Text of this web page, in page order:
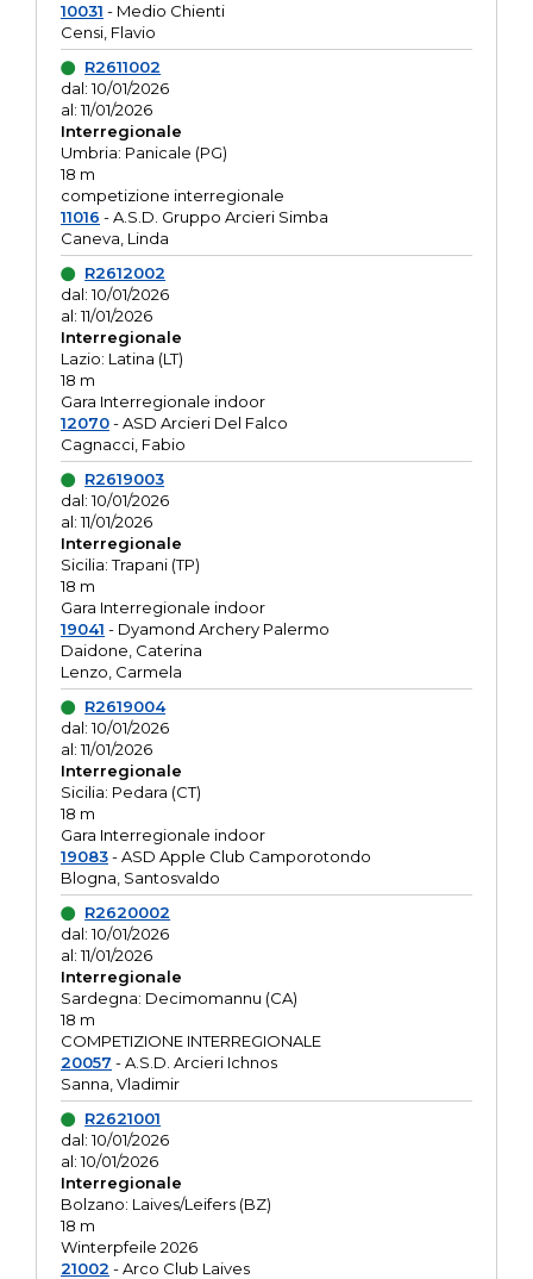
10031 - Medio Chienti
Censi, Flavio
R2611002
dal: 10/01/2026
al: 11/01/2026
Interregionale
Umbria: Panicale (PG)
18 m
competizione interregionale
11016 - A.S.D. Gruppo Arcieri Simba
Caneva, Linda
R2612002
dal: 10/01/2026
al: 11/01/2026
Interregionale
Lazio: Latina (LT)
18 m
Gara Interregionale indoor
12070- ASD Arcieri Del Falco
Cagnacci, Fabio
R2619003
dal: 10/01/2026
al: 11/01/2026
Interregionale
Sicilia: Trapani (TP)
18 m
Gara Interregionale indoor
19041 - Dyamond Archery Palermo
Daidone, Caterina
Lenzo, Carmela
R2619004
dal: 10/01/2026
al: 11/01/2026
Interregionale
Sicilia: Pedara (CT)
18 m
Gara Interregionale indoor
19083- ASD Apple Club Camporotondo
Blogna, Santosvaldo
R2620002
dal: 10/01/2026
al: 11/01/2026
Interregionale
Sardegna: Decimomannu (CA)
18 m
COMPETIZIONE INTERREGIONALE
20057 - A.S.D. Arcieri Ichnos
Sanna, Vladimir
R2621001
dal: 10/01/2026
al: 10/01/2026
Interregionale
Bolzano: Laives/Leifers (BZ)
18 m
Winterpfeile 2026
21002 - Arco Club Laives